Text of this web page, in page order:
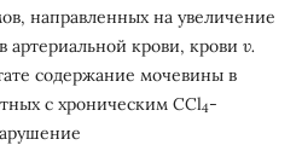
направленных на увеличение
крови, крови v.
содержание мочевины в
с хроническим CCl4-